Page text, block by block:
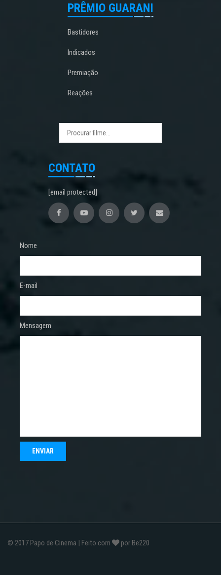
PRÊMIO GUARANI
Bastidores
Indicados
Premiação
Reações
CONTATO
[email protected]
Nome
E-mail
Mensagem
© 2017 Papo de Cinema | Feito com por Be220